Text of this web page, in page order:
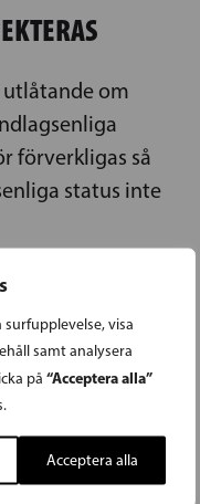
visa
samt analysera
på “Acceptera alla”
Acceptera alla
om
förverkligas så
status inte
EN